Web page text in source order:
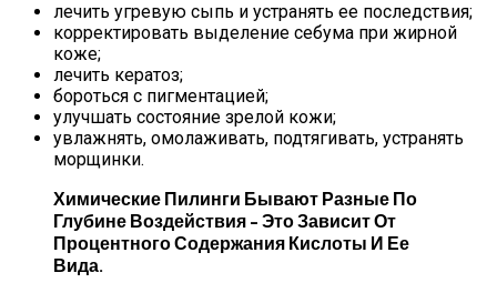
лечить угревую сыпь и устранять ее последствия;
корректировать выделение себума при жирной
коже;
лечить кератоз;
бороться с пигментацией;
улучшать состояние зрелой кожи;
увлажнять, омолаживать, подтягивать, устранять
морщинки.
Химические Пилинги Бывают Разные По
Глубине Воздействия – Это Зависит От
Процентного Содержания Кислоты И Ее
Вида.